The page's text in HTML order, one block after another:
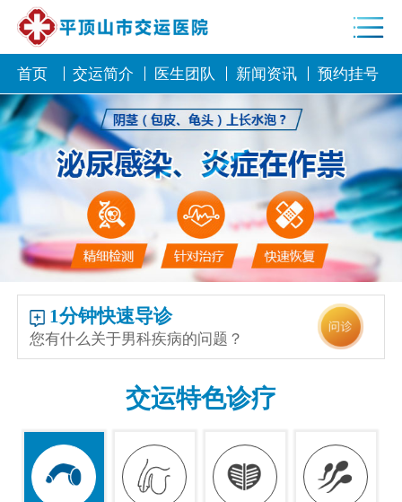
首页 交运简介 医生团队 新闻资讯 预约挂号
1分钟快速导诊
您有什么关于男科疾病的问题？
交运特色诊疗